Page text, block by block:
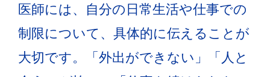
医師には、自分の日常生活や仕事での
制限について、具体的に伝えることが
大切です。「外出ができない」「人と